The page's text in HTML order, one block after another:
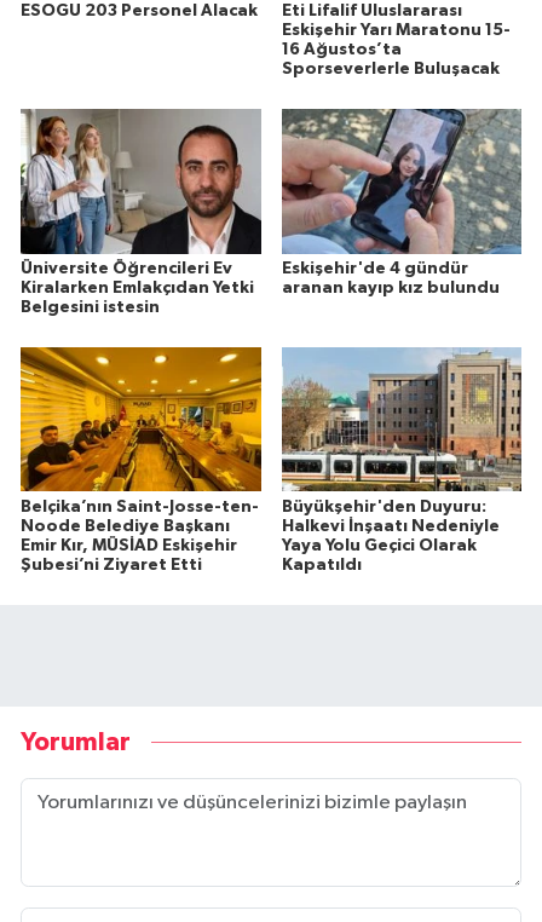
ESOGU 203 Personel Alacak
Eti Lifalif Uluslararası
Eskişehir Yarı Maratonu 15-
16 Ağustos’ta
Sporseverlerle Buluşacak
Üniversite Öğrencileri Ev
Kiralarken Emlakçıdan Yetki
Belgesini istesin
Eskişehir'de 4 gündür
aranan kayıp kız bulundu
Belçika’nın Saint-Josse-ten-
Noode Belediye Başkanı
Emir Kır, MÜSİAD Eskişehir
Şubesi’ni Ziyaret Etti
Büyükşehir'den Duyuru:
Halkevi İnşaatı Nedeniyle
Yaya Yolu Geçici Olarak
Kapatıldı
Yorumlar